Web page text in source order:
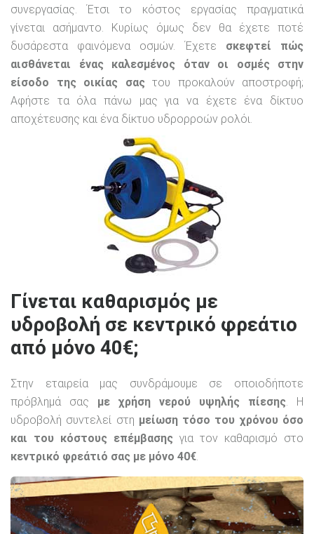
συνεργασίας. Έτσι το κόστος εργασίας πραγματικά
γίνεται ασήμαντο. Κυρίως όμως δεν θα έχετε ποτέ
δυσάρεστα φαινόμενα οσμών. Έχετε σκεφτεί πώς
αισθάνεται ένας καλεσμένος όταν οι οσμές στην
είσοδο της οικίας σας του προκαλούν αποστροφή;
Αφήστε τα όλα πάνω μας για να έχετε ένα δίκτυο
αποχέτευσης και ένα δίκτυο υδρορροών ρολόι.
Γίνεται καθαρισμός με
υδροβολή σε κεντρικό φρεάτιο
από μόνο 40€;
Στην εταιρεία μας συνδράμουμε σε οποιοδήποτε
πρόβλημά σας με χρήση νερού υψηλής πίεσης. Η
υδροβολή συντελεί στη μείωση τόσο του χρόνου όσο
και του κόστους επέμβασης για τον καθαρισμό στο
κεντρικό φρεάτιό σας με μόνο 40€.